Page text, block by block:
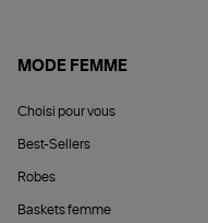
MODE FEMME
Choisi pour vous
Best-Sellers
Robes
Baskets femme